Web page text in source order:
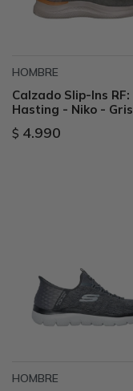
HOMBRE
Calzado Slip-Ins RF:
Hasting - Niko - Gris
$ 4.990
HOMBRE